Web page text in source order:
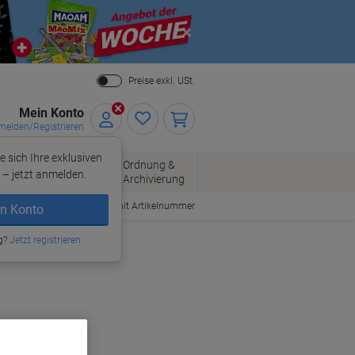
Close
Preise exkl. USt.
Mein Konto
Registrieren
sich Ihre exklusiven
jetzt anmelden.
Konto
Jetzt registrieren
Bürobedarf
Ordnung &
Archivierung
Bestellen mit Artikelnummer
Original